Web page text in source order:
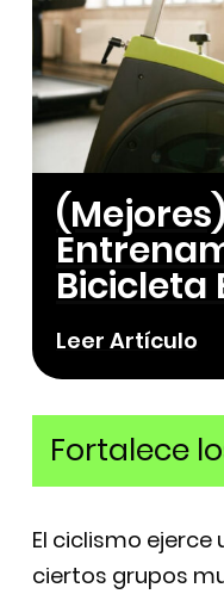
Bicicleta
Leer Artículo
Fortalece
El ciclismo
ciertos grupos